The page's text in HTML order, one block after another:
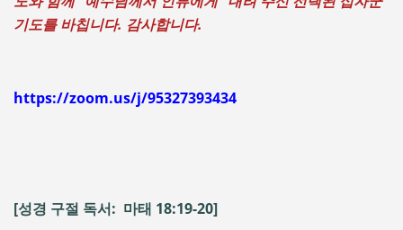
기도를 바칩니다. 감사합니다.
https://zoom.us/j/95327393434
[성경 구절 독서: 마태 18:19-20]